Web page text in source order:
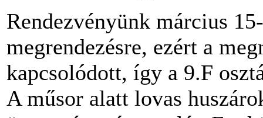
Rendezvényünk március
megrendezésre, ezért a
kapcsolódott, így a 9.F
A műsor alatt lovas